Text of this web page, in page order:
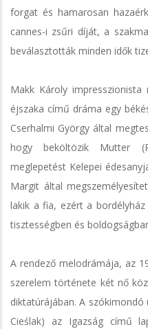
forgat és hamarosan
cannes-i zsűri díját, a
beválasztották minden idők
Makk Károly
éjszaka című dráma egy
Cserhalmi György által
hogy beköltözik Mutter
meglepetést Kelepei
Margit által
lakik a fia, ezért a
tisztességben és
A rendező melodrámája, az
szerelem története két nő
diktatúrájában. A szókimondó
Cieślak) az Igazság című